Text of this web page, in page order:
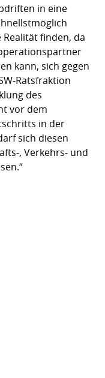
in eine
finden, da
kann, sich gegen
Ratsfraktion
des
vor dem
in der
sich diesen
, Verkehrs- und